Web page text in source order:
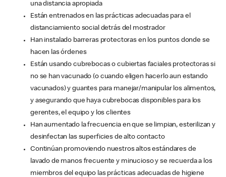
una distancia apropiada
Están entrenados en las prácticas adecuadas para el
distanciamiento social detrás del mostrador
Han instalado barreras protectoras en los puntos donde se
hacen las órdenes
Están usando cubrebocas o cubiertas faciales protectoras si
no se han vacunado (o cuando eligen hacerlo aun estando
vacunados) y guantes para manejar/manipular los alimentos,
y asegurando que haya cubrebocas disponibles para los
gerentes, el equipo y los clientes
Han aumentado la frecuencia en que se limpian, esterilizan y
desinfectan las superficies de alto contacto
Continúan promoviendo nuestros altos estándares de
lavado de manos frecuente y minucioso y se recuerda a los
miembros del equipo las prácticas adecuadas de higiene